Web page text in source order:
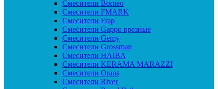
Смесители Borneo
Смесители FMARK
Смесители Frap
Смесители Gappo врезные
Смесители Gemy
Смесители Grossman
Смесители HAIBA
Смесители KERAMA MARAZZI
Смесители Orans
Смесители River